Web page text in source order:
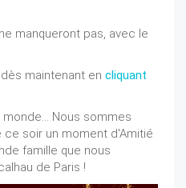
manqueront pas, avec le
maintenant en cliquant
Nous sommes
soir un moment d'Amitié
famille que nous
de Paris !